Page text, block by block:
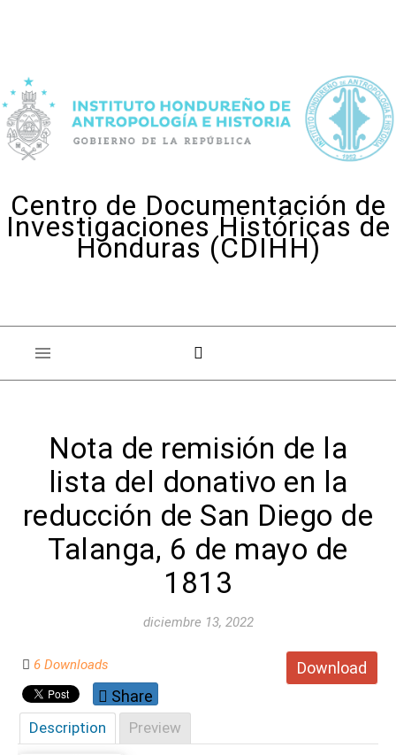
Centro de Documentación de
Investigaciones Históricas de
Honduras (CDIHH)
Nota de remisión de la
lista del donativo en la
reducción de San Diego de
Talanga, 6 de mayo de
1813
diciembre 13, 2022
Download
6 Downloads
Share
Description Preview